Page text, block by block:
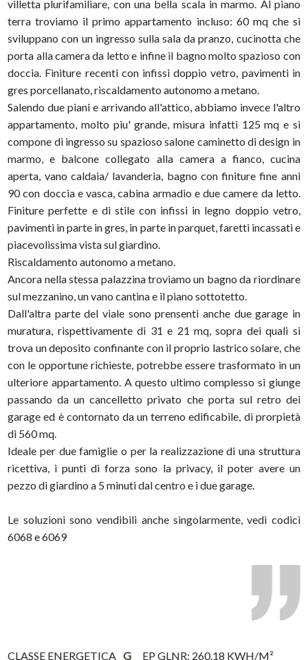
villetta plurifamiliare, con una bella scala in marmo. Al piano
terra troviamo il primo appartamento incluso: 60 mq che si
sviluppano con un ingresso sulla sala da pranzo, cucinotta che
porta alla camera da letto e infine il bagno molto spazioso con
doccia. Finiture recenti con infissi doppio vetro, pavimenti in
gres porcellanato, riscaldamento autonomo a metano.
Salendo due piani e arrivando all'attico, abbiamo invece l'altro
appartamento, molto piu' grande, misura infatti 125 mq e si
compone di ingresso su spazioso salone caminetto di design in
marmo, e balcone collegato alla camera a fianco, cucina
aperta, vano caldaia/ lavanderia, bagno con finiture fine anni
90 con doccia e vasca, cabina armadio e due camere da letto.
Finiture perfette e di stile con infissi in legno doppio vetro,
pavimenti in parte in gres, in parte in parquet, faretti incassati e
piacevolissima vista sul giardino.
Riscaldamento autonomo a metano.
Ancora nella stessa palazzina troviamo un bagno da riordinare
sul mezzanino, un vano cantina e il piano sottotetto.
Dall'altra parte del viale sono prensenti anche due garage in
muratura, rispettivamente di 31 e 21 mq, sopra dei quali si
trova un deposito confinante con il proprio lastrico solare, che
con le opportune richieste, potrebbe essere trasformato in un
ulteriore appartamento. A questo ultimo complesso si giunge
passando da un cancelletto privato che porta sul retro dei
garage ed è contornato da un terreno edificabile, di prorpietà
di 560 mq.
Ideale per due famiglie o per la realizzazione di una struttura
ricettiva, i punti di forza sono la privacy, il poter avere un
pezzo di giardino a 5 minuti dal centro e i due garage.
Le soluzioni sono vendibili anche singolarmente, vedi codici
6068 e 6069
CLASSE ENERGETICA G EP GLNR: 260.18 KWH/M²